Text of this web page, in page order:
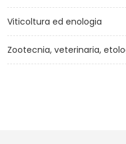
Viticoltura ed enologia
Zootecnia, veterinaria,